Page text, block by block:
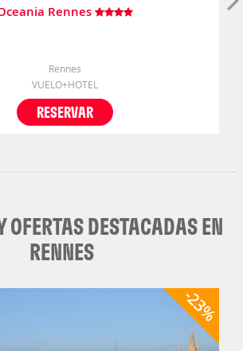
Rennes
Rennes
VUELO+HOTEL
RESERVAR
OFERTAS DESTACADAS EN
RENNES
-23%